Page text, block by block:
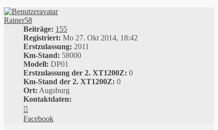
Rainer58
Beiträge: 155
Registriert: Mo 27. Okt 2014, 18:42
Erstzulassung: 2011
Km-Stand: 58000
Modell: DP01
Erstzulassung der 2. XT1200Z: 0
Km-Stand der 2. XT1200Z: 0
Ort: Augsburg
Kontaktdaten:
von
Rainer58
Facebook